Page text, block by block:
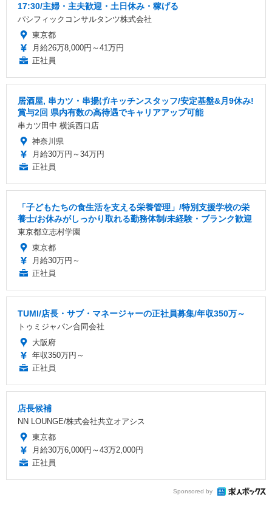
17:30/主婦・主夫歓迎・土日休み・稼げる
パシフィックコンサルタンツ株式会社
東京都
月給26万8,000円～41万円
正社員
居酒屋, 串カツ・串揚げ/キッチンスタッフ/安定基盤&月9休み!
賞与2回 県内有数の高待遇でキャリアアップ可能
串カツ田中 横浜西口店
神奈川県
月給30万円～34万円
正社員
「子どもたちの食生活を支える栄養管理」/特別支援学校の栄
養士/お休みがしっかり取れる勤務体制/未経験・ブランク歓迎
東京都立志村学園
東京都
月給30万円～
正社員
TUMI/店長・サブ・マネージャーの正社員募集/年収350万～
トゥミジャパン合同会社
大阪府
年収350万円～
正社員
店長候補
NN LOUNGE/株式会社共立オアシス
東京都
月給30万6,000円～43万2,000円
正社員
Sponsored by